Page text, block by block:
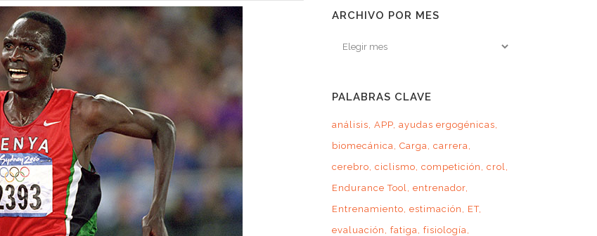
ARCHIVO POR MES
Archivo
PALABRAS CLAVE
análisis APP ayudas ergogénicas
biomecánica Carga carrera
cerebro ciclismo competición
crol
Endurance Tool entrenador
Entrenamiento estimación
ET
evaluación
fatiga fisiología